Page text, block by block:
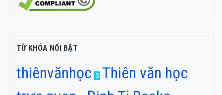
TỪ KHÓA NỔI BẬT
thiênvănhọc 3 Thiên văn học